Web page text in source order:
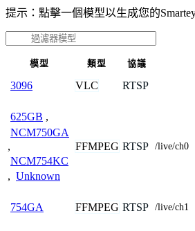
提示：點擊一個模型以生成您的
模型 類型 協議
3096 VLC RTSP
625GB ,
NCM750GA
,
NCM754KC
, Unknown
FFMPEG RTSP /live/ch0
754GA FFMPEG RTSP /live/ch1